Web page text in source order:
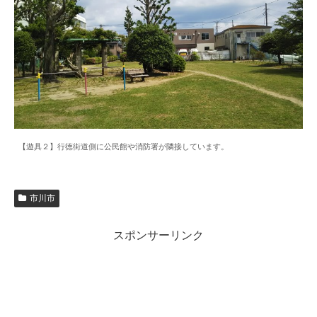
【遊具２】行徳街道側に公民館や消防署が隣接しています。
市川市
スポンサーリンク